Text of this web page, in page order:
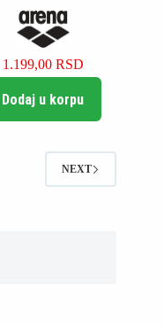
1.199,00 RSD
Dodaj u korpu
NEXT